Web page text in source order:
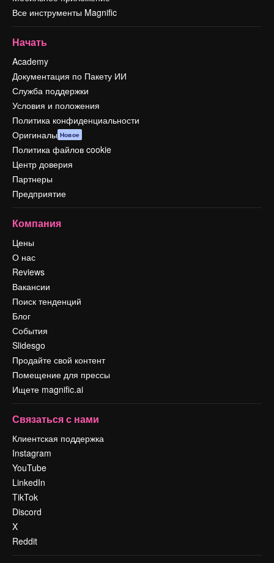
Все инструменты Magnific
Начать
Academy
Документация по Пакету ИИ
Служба поддержки
Условия и положения
Политика конфиденциальности
Оригиналы Новое
Политика файлов cookie
Центр доверия
Партнеры
Предприятие
Компания
Цены
О нас
Reviews
Вакансии
Поиск тенденций
Блог
События
Slidesgo
Продайте свой контент
Помещение для прессы
Ищете magnific.ai
Связаться с нами
Клиентская поддержка
Instagram
YouTube
LinkedIn
TikTok
Discord
X
Reddit